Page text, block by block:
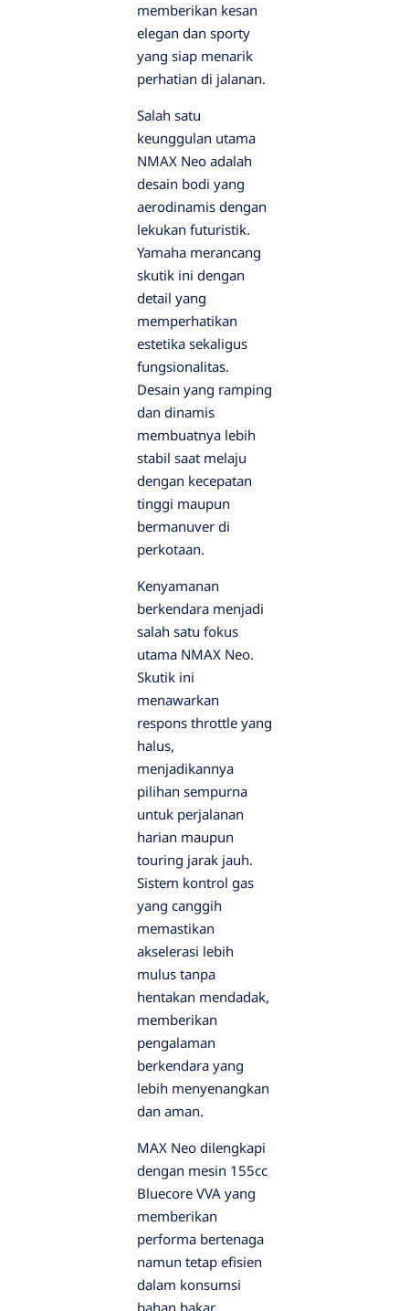
memberikan kesan
elegan dan sporty
yang siap menarik
perhatian di jalanan.
Salah satu
keunggulan utama
NMAX Neo adalah
desain bodi yang
aerodinamis dengan
lekukan futuristik.
Yamaha merancang
skutik ini dengan
detail yang
memperhatikan
estetika sekaligus
fungsionalitas.
Desain yang ramping
dan dinamis
membuatnya lebih
stabil saat melaju
dengan kecepatan
tinggi maupun
bermanuver di
perkotaan.
Kenyamanan
berkendara menjadi
salah satu fokus
utama NMAX Neo.
Skutik ini
menawarkan
respons throttle yang
halus,
menjadikannya
pilihan sempurna
untuk perjalanan
harian maupun
touring jarak jauh.
Sistem kontrol gas
yang canggih
memastikan
akselerasi lebih
mulus tanpa
hentakan mendadak,
memberikan
pengalaman
berkendara yang
lebih menyenangkan
dan aman.
MAX Neo dilengkapi
dengan mesin 155cc
Bluecore VVA yang
memberikan
performa bertenaga
namun tetap efisien
dalam konsumsi